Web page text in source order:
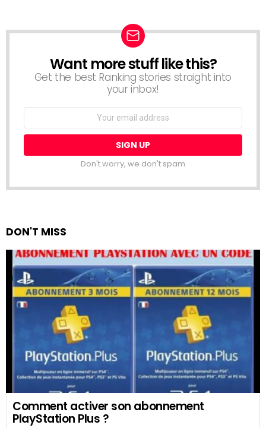
NEWSLETTER
Want more stuff like this?
Get the best Ranking stories straight into
your inbox!
Email
Don't worry, we don't spam
DON'T MISS
Comment activer son abonnement
PlayStation Plus ?